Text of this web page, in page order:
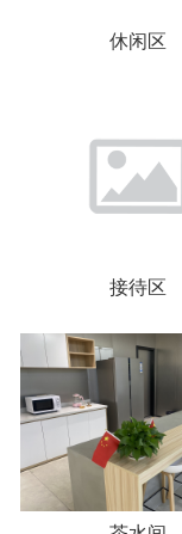
休闲区
接待区